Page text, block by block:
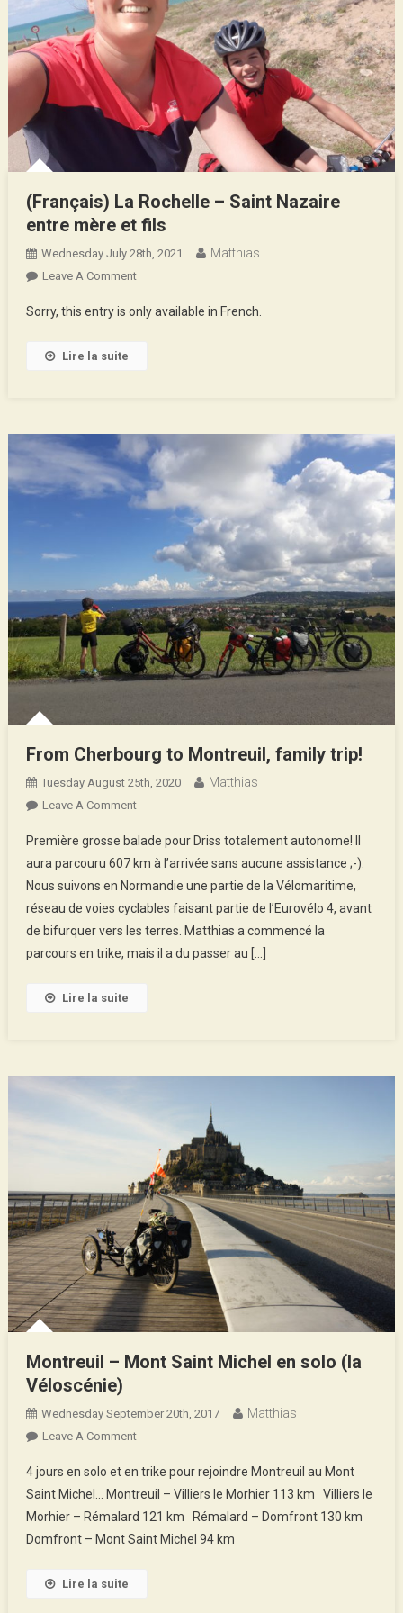
(Français) La Rochelle – Saint Nazaire
entre mère et fils
Wednesday July 28th, 2021 Matthias
Leave A CommentOn
La
Mère
Et
Fils
Sorry, this entry is only available in French.
Lire la suite
From Cherbourg to Montreuil, family trip!
Tuesday August 25th, 2020 Matthias
Leave A CommentOn
Cherbourg
To
Montreuil,
Family
Trip!
Première grosse balade pour Driss totalement autonome! Il
aura parcouru 607 km à l’arrivée sans aucune assistance ;-).
Nous suivons en Normandie une partie de la Vélomaritime,
réseau de voies cyclables faisant partie de l’Eurovélo 4, avant
de bifurquer vers les terres. Matthias a commencé la
parcours en trike, mais il a du passer au […]
Lire la suite
Montreuil – Mont Saint Michel en solo (la
Véloscénie)
Wednesday September 20th, 2017 Matthias
Leave A CommentOn
–
Mont
Saint
Michel
(la
4 jours en solo et en trike pour rejoindre Montreuil au Mont
Saint Michel… Montreuil – Villiers le Morhier 113 km Villiers le
Morhier – Rémalard 121 km Rémalard – Domfront 130 km
Domfront – Mont Saint Michel 94 km
Lire la suite